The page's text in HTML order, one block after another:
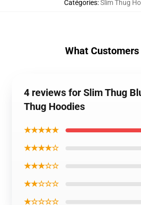
Catégories:Slim Thug
What Customers
4 reviews for Slim Thug
Thug Hoodies
★★★★★
★★★★☆
★★★☆☆
★★☆☆☆
★☆☆☆☆